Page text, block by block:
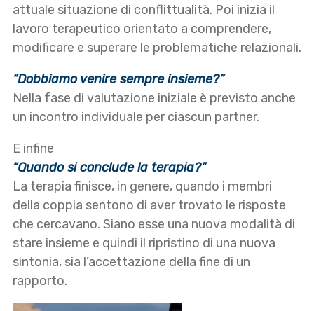
attuale situazione di conflittualità. Poi inizia il
lavoro terapeutico orientato a comprendere,
modificare e superare le problematiche relazionali.
“Dobbiamo venire sempre insieme?”
Nella fase di valutazione iniziale è previsto anche
un incontro individuale per ciascun partner.
E infine
“Quando si conclude la terapia?”
La terapia finisce, in genere, quando i membri
della coppia sentono di aver trovato le risposte
che cercavano. Siano esse una nuova modalità di
stare insieme e quindi il ripristino di una nuova
sintonia, sia l’accettazione della fine di un
rapporto.